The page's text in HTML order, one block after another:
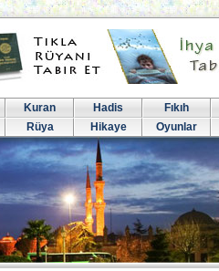
Kuran Hadis Fıkıh
Rüya Hikaye Oyunlar